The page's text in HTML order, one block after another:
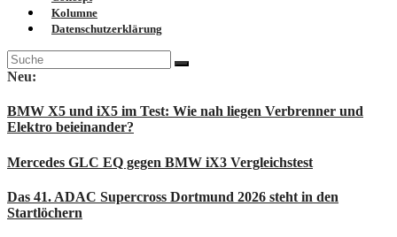
Kolumne
Datenschutzerklärung
Suche
nach:
Neu:
BMW X5 und iX5 im Test: Wie nah liegen Verbrenner und
Elektro beieinander?
Mercedes GLC EQ gegen BMW iX3 Vergleichstest
Das 41. ADAC Supercross Dortmund 2026 steht in den
Startlöchern